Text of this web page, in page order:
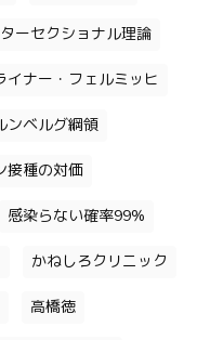
ーセクショナル理論
イナー・フェルミッヒ
ンベルグ綱領
接種の対価
感染らない確率99%
かねしろクリニック
高橋徳